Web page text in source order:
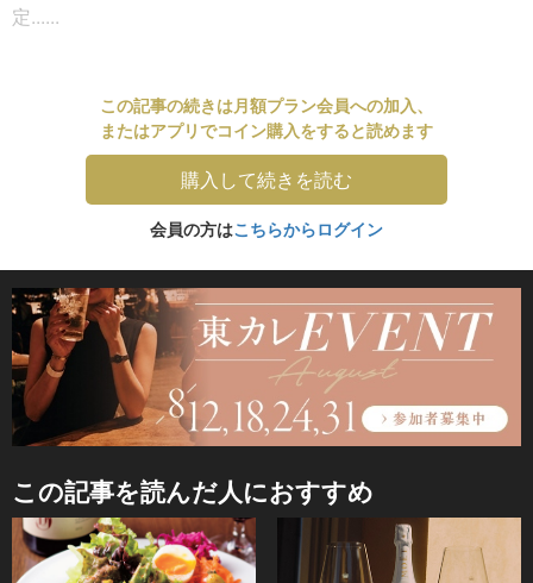
定......
この記事の続きは月額プラン会員への加入、
またはアプリでコイン購入をすると読めます
購入して続きを読む
会員の方はこちらからログイン
この記事を読んだ人におすすめ